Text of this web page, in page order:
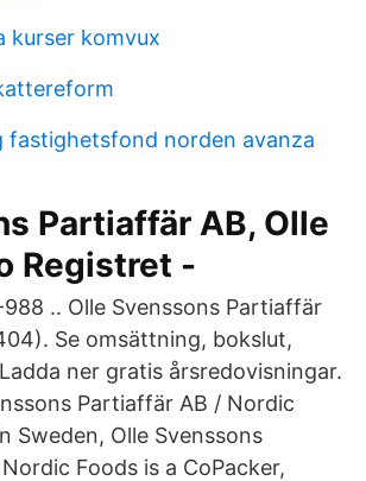
kurser komvux
fastighetsfond norden avanza
Partiaffär AB, Olle
Registret -
.. Olle Svenssons Partiaffär
Se omsättning, bokslut,
ner gratis årsredovisningar.
Partiaffär AB / Nordic
Sweden, Olle Svenssons
Foods is a CoPacker,